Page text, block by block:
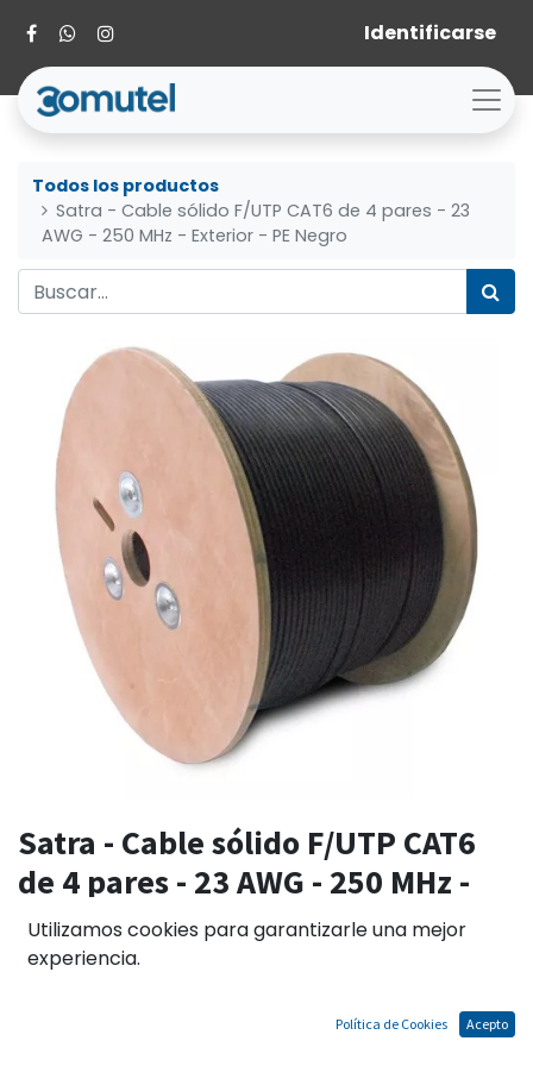
Identificarse
Todos los productos
Satra - Cable sólido F/UTP CAT6 de 4 pares - 23
AWG - 250 MHz - Exterior - PE Negro
Satra - Cable sólido F/UTP CAT6
de 4 pares - 23 AWG - 250 MHz -
Exterior - PE Negro
Utilizamos cookies para garantizarle una mejor
experiencia.
Política de Cookies Acepto